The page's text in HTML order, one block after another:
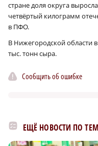
стране доля округа
четвёртый килограмм
в ПФО.
В Нижегородской области
тыс. тонн сыра.
Сообщить об ошибке
ЕЩЁ НОВОСТИ ПО